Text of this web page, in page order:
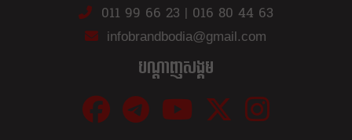
011 99 66 23 | 016 80 44 63
infobrandbodia@gmail.com
បណ្ដាញសង្គម